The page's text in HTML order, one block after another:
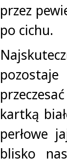
przez
po cichu.
kartką
perłowe
blisko